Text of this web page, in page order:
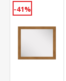
-41%